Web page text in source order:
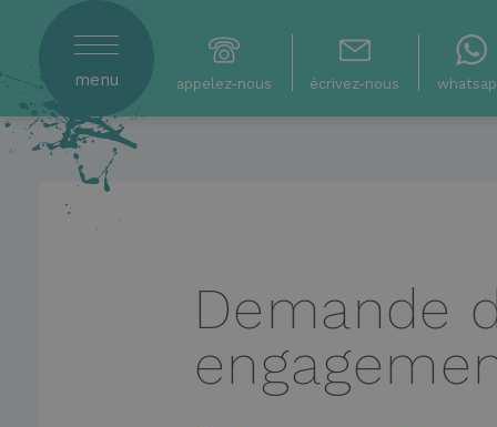
menu appelez-nous écrivez-nous
Demande